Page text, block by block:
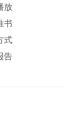
放
书
式
告